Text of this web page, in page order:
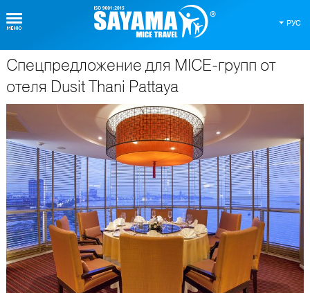
РУС
О Таиланде
Спецпредложение для MICE-групп от
отеля Dusit Thani Pattaya